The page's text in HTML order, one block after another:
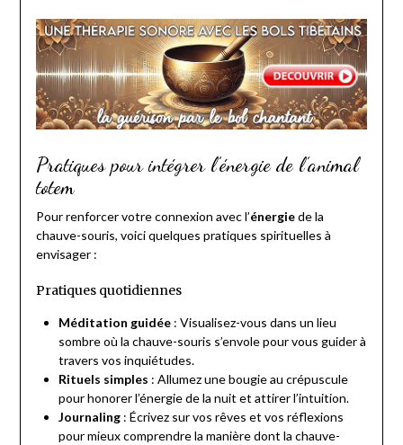
Pratiques pour intégrer l’énergie de l’animal
totem
Pour renforcer votre connexion avec l’énergiede la
chauve-souris, voici quelques pratiques spirituelles à
envisager :
Pratiques quotidiennes
Méditation guidée: Visualisez-vous dans un lieu
sombre où la chauve-souris s’envole pour vous guider à
travers vos inquiétudes.
Rituels simples : Allumez une bougie au crépuscule
pour honorer l’énergie de la nuit et attirer l’intuition.
Journaling: Écrivez sur vos rêves et vos réflexions
pour mieux comprendre la manière dont la chauve-